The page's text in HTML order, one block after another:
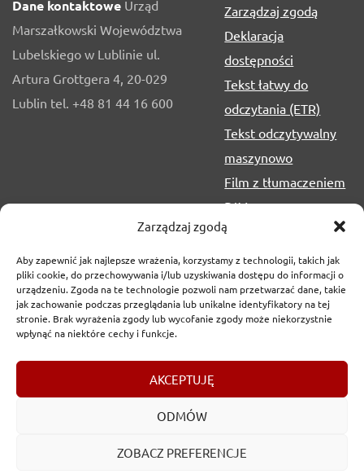
Zarządzaj zgodą
Aby zapewnić jak najlepsze wrażenia, korzystamy z technologii, takich jak
pliki cookie, do przechowywania i/lub uzyskiwania dostępu do informacji o
urządzeniu. Zgoda na te technologie pozwoli nam przetwarzać dane, takie
jak zachowanie podczas przeglądania lub unikalne identyfikatory na tej
stronie. Brak wyrażenia zgody lub wycofanie zgody może niekorzystnie
wpłynąć na niektóre cechy i funkcje.
AKCEPTUJĘ
ODMÓW
ZOBACZ PREFERENCJE
Dane kontaktowe Urząd
Marszałkowski Województwa
Lubelskiego w Lublinie ul.
Artura Grottgera 4, 20-029
Lublin tel. +48 81 44 16 600
Zarządzaj zgodą
Deklaracja
dostępności
Tekst łatwy do
odczytania (ETR)
Tekst odczytywalny
maszynowo
Film z tłumaczeniem
PJM
2017-2026 © Urząd Marszałkowski Województwa
Lubelskiego w Lublinie